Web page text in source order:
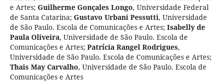
e Artes; Guilherme Gonçales Longo, Universidade Federal
de Santa Catarina; Gustavo Urbani Pessutti, Universidade
de São Paulo. Escola de Comunicações e Artes; Isabelly de
Paula Oliveira, Universidade de São Paulo. Escola de
Comunicações e Artes; Patrícia Rangel Rodrigues,
Universidade de São Paulo. Escola de Comunicações e Artes;
Thais May Carvalho, Universidade de São Paulo. Escola de
Comunicações e Artes